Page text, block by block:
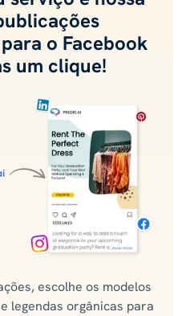
o Facebook
um clique!
escolhe os modelos
legendas orgânicas para